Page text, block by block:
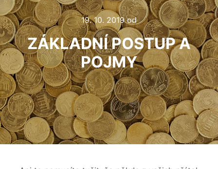
19. 10. 2019od
ZÁKLADNÍ POSTUP A
POJMY